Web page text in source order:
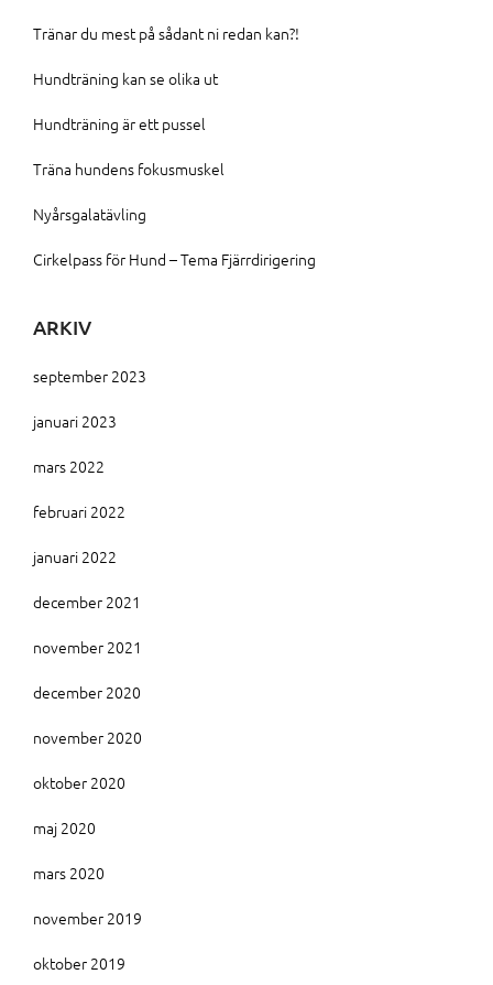
Tränar du mest på sådant ni redan kan?!
Hundträning kan se olika ut
Hundträning är ett pussel
Träna hundens fokusmuskel
Nyårsgalatävling
Cirkelpass för Hund – Tema Fjärrdirigering
ARKIV
september 2023
januari 2023
mars 2022
februari 2022
januari 2022
december 2021
november 2021
december 2020
november 2020
oktober 2020
maj 2020
mars 2020
november 2019
oktober 2019